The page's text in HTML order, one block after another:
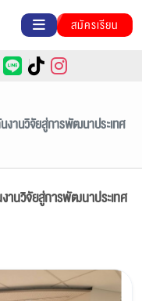
สมัครเรียน
านวิจัยสู่การพัฒนาประเทศ
านวิจัยสู่การพัฒนาประเทศ